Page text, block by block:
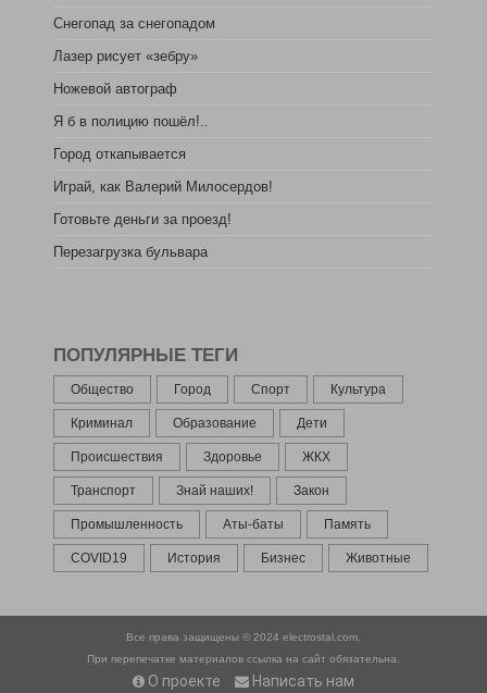
Снегопад за снегопадом
Лазер рисует «зебру»
Ножевой автограф
Я б в полицию пошёл!..
Город откапывается
Играй, как Валерий Милосердов!
Готовьте деньги за проезд!
Перезагрузка бульвара
ПОПУЛЯРНЫЕ ТЕГИ
Общество Город Спорт Культура
Криминал Образование Дети
Происшествия Здоровье ЖКХ
Транспорт Знай наших! Закон
Промышленность Аты-баты Память
COVID19 История Бизнес Животные
Все права защищены © 2024 electrostal.com.
При перепечатке материалов ссылка на сайт обязательна.
О проекте Написать нам